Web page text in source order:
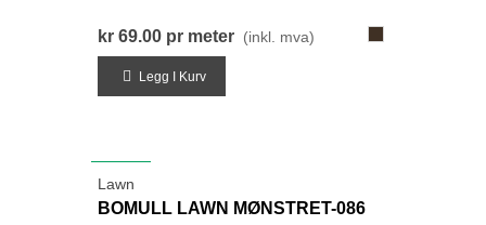
kr 69.00 pr meter (inkl. mva)
Legg I Kurv
Lawn
BOMULL LAWN MØNSTRET-086